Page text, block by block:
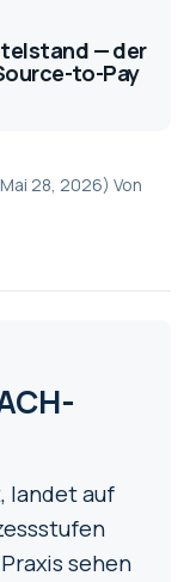
— der
to-Pay
28, 2026) Von
landet auf
sehen